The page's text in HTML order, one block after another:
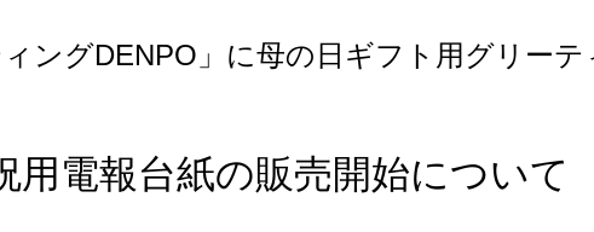
ングDENPO」に母の日ギフト用グリー
用電報台紙の販売開始について